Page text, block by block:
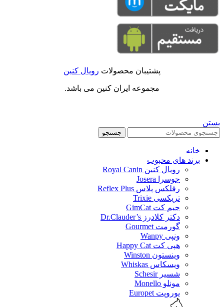
پشتیبان محصولات رویال کنین
مجموعه ایران کنین می باشد.
بستن
جستجو
خانه
برند های محبوب
رویال کنین Royal Canin
جوسرا Josera
رفلکس پلاس Reflex Plus
تریکسی Trixie
جیم کت GimCat
دکتر کلادرز Dr.Clauder’s
گورمت Gourmet
ونپی Wanpy
هپی کت Happy Cat
وینستون Winston
ویسکاس Whiskas
شسیر Schesir
مونلو Monello
یوروپت Europet